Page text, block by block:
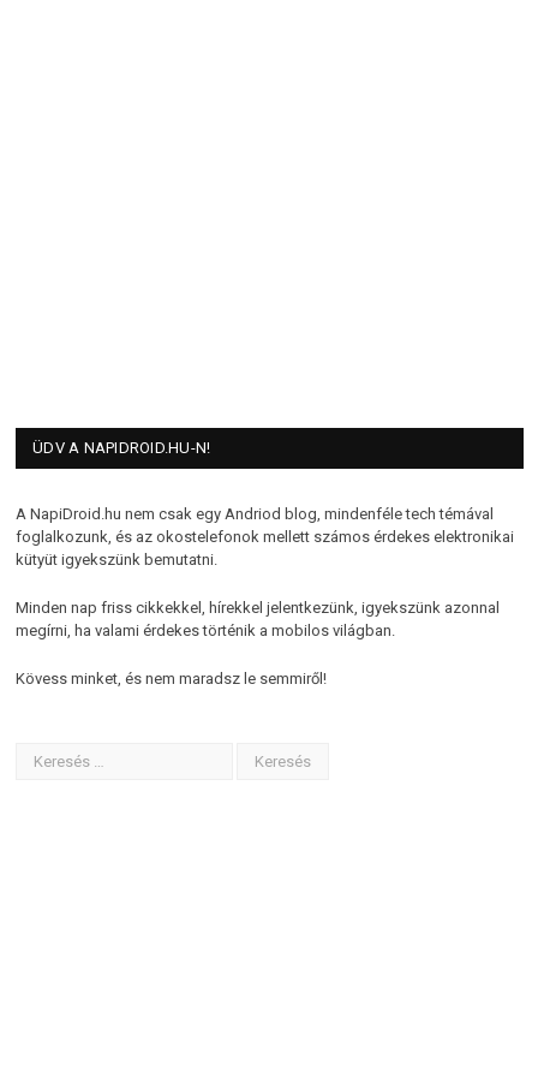
ÜDV A NAPIDROID.HU-N!
A NapiDroid.hu nem csak egy Andriod blog, mindenféle tech témával
foglalkozunk, és az okostelefonok mellett számos érdekes elektronikai
kütyüt igyekszünk bemutatni.
Minden nap friss cikkekkel, hírekkel jelentkezünk, igyekszünk azonnal
megírni, ha valami érdekes történik a mobilos világban.
Kövess minket, és nem maradsz le semmiről!